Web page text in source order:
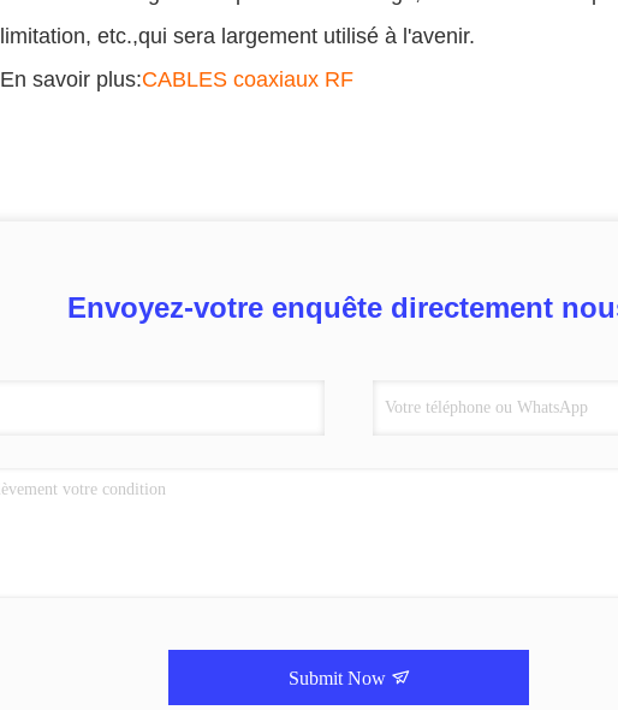
limitation, etc.,qui sera largement utilisé à l'avenir.
En savoir plus:CABLES coaxiaux RF
Envoyez-votre enquête directement
Submit Now